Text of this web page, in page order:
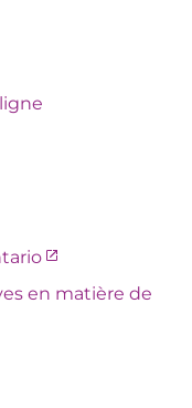
Ce
s’ouvre
en matière de